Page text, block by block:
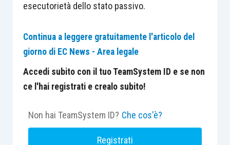
esecutorietà dello stato passivo.
Continua a leggere gratuitamente l'articolo del
giorno di EC News - Area legale
Accedi subito con il tuo TeamSystem ID e se non
ce l'hai registrati e crealo subito!
Non hai TeamSystem ID? Che cos'è?
Registrati